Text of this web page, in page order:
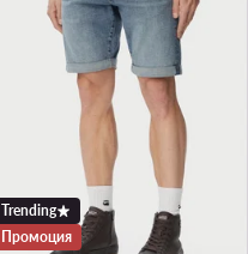
Trending
Промоция